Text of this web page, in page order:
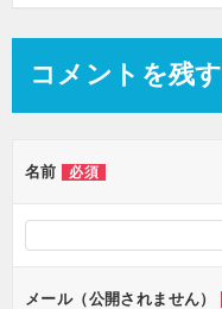
コメントを残す
名前 必須
メール（公開されません）